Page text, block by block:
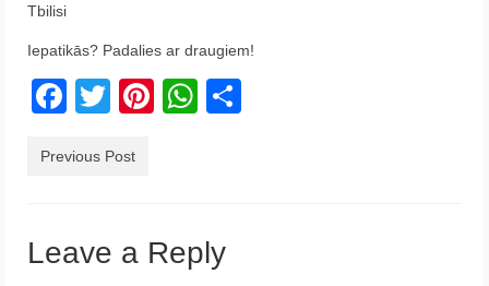
Austrija
Indonēzija
Tbilisi
Iepatikās? Padalies ar draugiem!
Facebook
TwitterPinterest
WhatsApp
Previous Post
Leave a Reply